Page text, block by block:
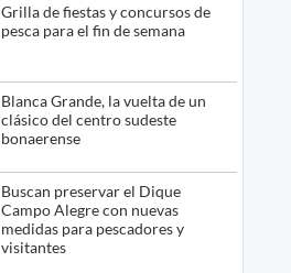
Grilla de fiestas y concursos de
pesca para el fin de semana
Blanca Grande, la vuelta de un
clásico del centro sudeste
bonaerense
Buscan preservar el Dique
Campo Alegre con nuevas
medidas para pescadores y
visitantes